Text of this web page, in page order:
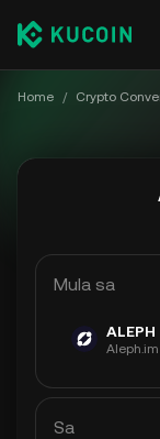
Home / Crypto
Mula sa
ALEPH
Aleph.im
Sa